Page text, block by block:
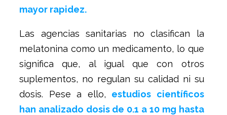
mayor rapidez.
Las agencias sanitarias no clasifican la
melatonina como un medicamento, lo que
significa que, al igual que con otros
suplementos, no regulan su calidad ni su
dosis. Pese a ello, estudios científicos
han analizado dosis de 0.1 a 10 mg hasta